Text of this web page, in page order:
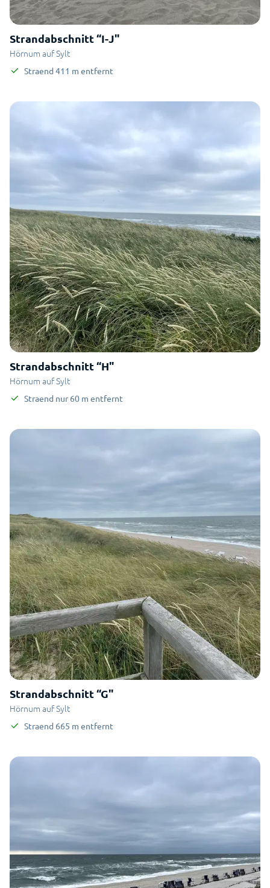
Strandabschnitt “I-J"
Hörnum auf Sylt
Straend 411 m entfernt
Strandabschnitt “H"
Hörnum auf Sylt
Straend nur 60 m entfernt
Strandabschnitt “G"
Hörnum auf Sylt
Straend 665 m entfernt